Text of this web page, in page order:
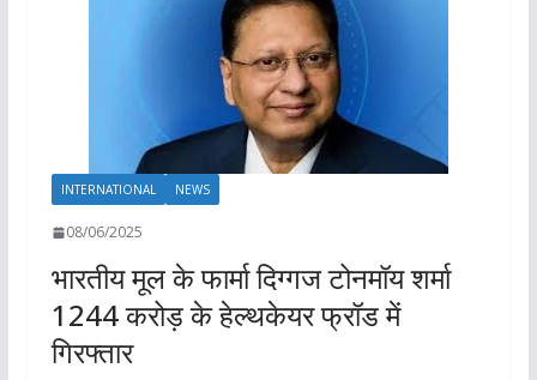
INTERNATIONAL NEWS
08/06/2025
भारतीय मूल के फार्मा दिग्गज टोनमॉय शर्मा
1244 करोड़ के हेल्थकेयर फ्रॉड में
गिरफ्तार